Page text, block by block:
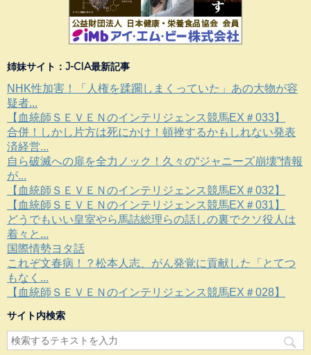
姉妹サイト：J-CIA最新記事
NHK性加害！「人権を蹂躙しまくっていた」あの大物が容
疑者...
【血統師ＳＥＶＥＮのインテリジェンス競馬EX＃033】
合併！しかし片方は死にかけ！頓挫するかもしれない発表
済経営...
自ら破滅への扉を全力ノック！久々の“ジャニーズ崩壊”情報
が...
【血統師ＳＥＶＥＮのインテリジェンス競馬EX＃032】
【血統師ＳＥＶＥＮのインテリジェンス競馬EX＃031】
どうでもいい皇室やら馬詰総理らの話しの裏でクソ役人は
着々と...
国際情勢ヨタ話
これぞ文春病！？松本人志、がん発覚に貢献した「とてつ
もなく...
【血統師ＳＥＶＥＮのインテリジェンス競馬EX＃028】
サイト内検索